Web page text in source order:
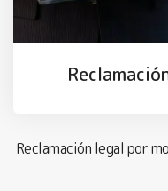
Reclamación legal por